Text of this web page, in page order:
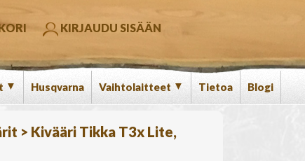
KIRJAUDU SISÄÄN
▼ Husqvarna Vaihtolaitteet ▼ Tietoa Blogi
> Kivääri Tikka T3x Lite,